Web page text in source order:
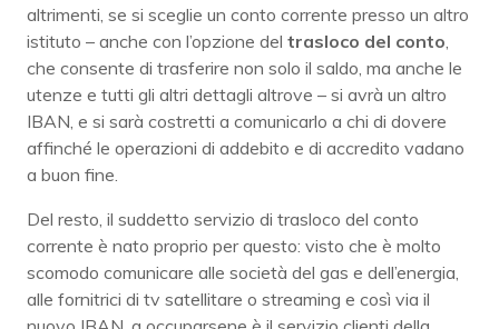
altrimenti, se si sceglie un conto corrente presso un altro
istituto – anche con l’opzione del trasloco del conto
che consente di trasferire non solo il saldo, ma anche le
utenze e tutti gli altri dettagli altrove – si avrà un altro
IBAN, e si sarà costretti a comunicarlo a chi di dovere
affinché le operazioni di addebito e di accredito vadano
a buon fine.
Del resto, il suddetto servizio di trasloco del conto
corrente è nato proprio per questo: visto che è molto
scomodo comunicare alle società del gas e dell’energia,
alle fornitrici di tv satellitare o streaming e così via il